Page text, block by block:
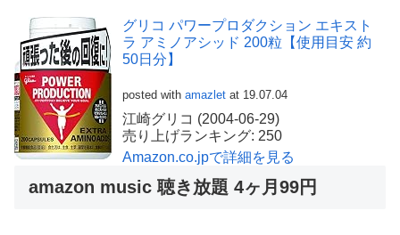
グリコ パワープロダクション エキスト
ラ アミノアシッド 200粒【使用目安 約
50日分】
posted with amazlet at 19.07.04
江崎グリコ (2004-06-29)
売り上げランキング: 250
Amazon.co.jpで詳細を見る
amazon music 聴き放題 4ヶ月99円